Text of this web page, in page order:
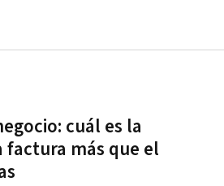
cuál es la
factura más que el